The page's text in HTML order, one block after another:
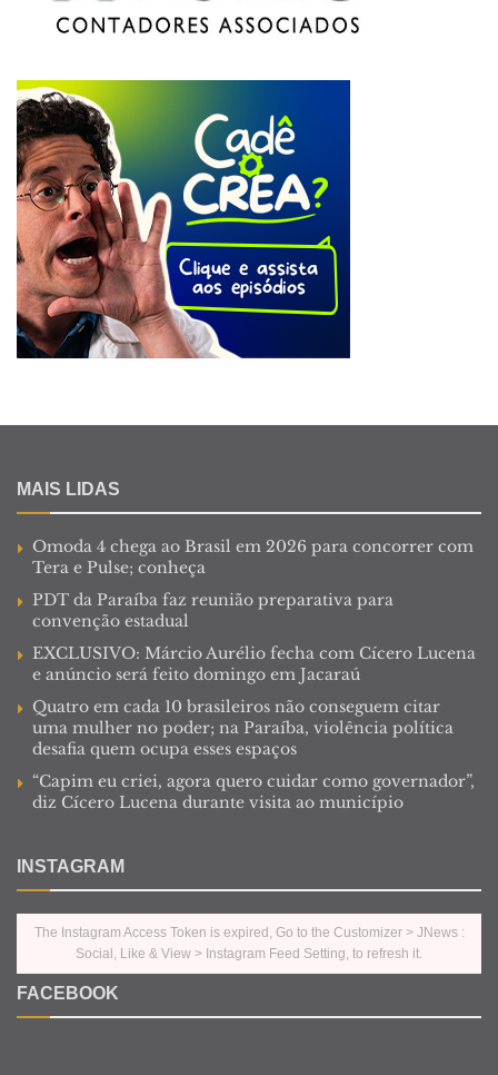
MAIS LIDAS
Omoda 4 chega ao Brasil em 2026 para concorrer com
Tera e Pulse; conheça
PDT da Paraíba faz reunião preparativa para
convenção estadual
EXCLUSIVO: Márcio Aurélio fecha com Cícero Lucena
e anúncio será feito domingo em Jacaraú
Quatro em cada 10 brasileiros não conseguem citar
uma mulher no poder; na Paraíba, violência política
desafia quem ocupa esses espaços
“Capim eu criei, agora quero cuidar como governador”,
diz Cícero Lucena durante visita ao município
INSTAGRAM
The Instagram Access Token is expired, Go to the Customizer > JNews :
Social, Like & View > Instagram Feed Setting, to refresh it.
FACEBOOK